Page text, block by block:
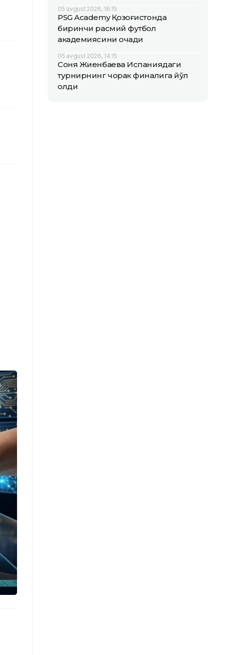
05 avgust 2026, 16:15
PSG Academy Қозоғистонда
биринчи расмий футбол
академиясини очади
05 avgust 2026, 14:15
Соня Жиенбаева Испаниядаги
турнирнинг чорак финалига йўл
олди